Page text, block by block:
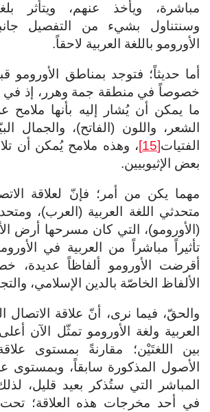
مباشرة، ويأخذ عنهم، ويتأثر
وسنتناول بشيء من التفصيل
الأورومو باللغة العربية لاحقاً.
أما حديثاً؛ فتوجد بمناطق الأورومو
خصوصاً في منطقة جمة وهرر، إذ في
ما يمكن أن يُشار إليه بأنها ملامح
الشعر، واللون (الفاتح)، والجمال
الفتيات[15]
، وهذه ملامح يُمكن أن
بعض الإثيوبيين.
مهما يكن من أمر؛ فإنّ لعلاقة
متحدثي اللغة العربية (العرب)،
(الأورومو)، التي كان مسرحها أرض
تأثيراً مباشراً من العربية في
أقرضت الأورومو ألفاظاً
الألفاظ الخاصّة بالدين الإسلامي،
والحقّ، فيما نرى، أنّ علاقة الاتصال
العربية ولغة الأورومو تمثّل الآن
بين اللغتَيْن؛ مقارنةً بمستوى
الأصول المذكورة سابقاً، وبمستوى
المباشر التي ستُذكر بعيد قليل،
في أحد مخرجات هذه العلاقة؛ تحت